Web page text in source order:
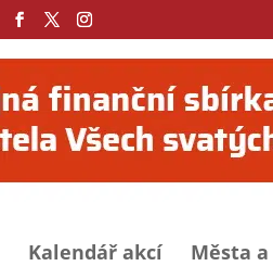
Kalendář akcí Města a